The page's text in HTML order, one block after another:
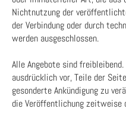
Nichtnutzung der
der Verbindung oder durch
werden ausgeschlossen.
Alle Angebote sind
ausdrücklich vor, Teile der
gesonderte Ankündigung zu
die Veröffentlichung zeitweise